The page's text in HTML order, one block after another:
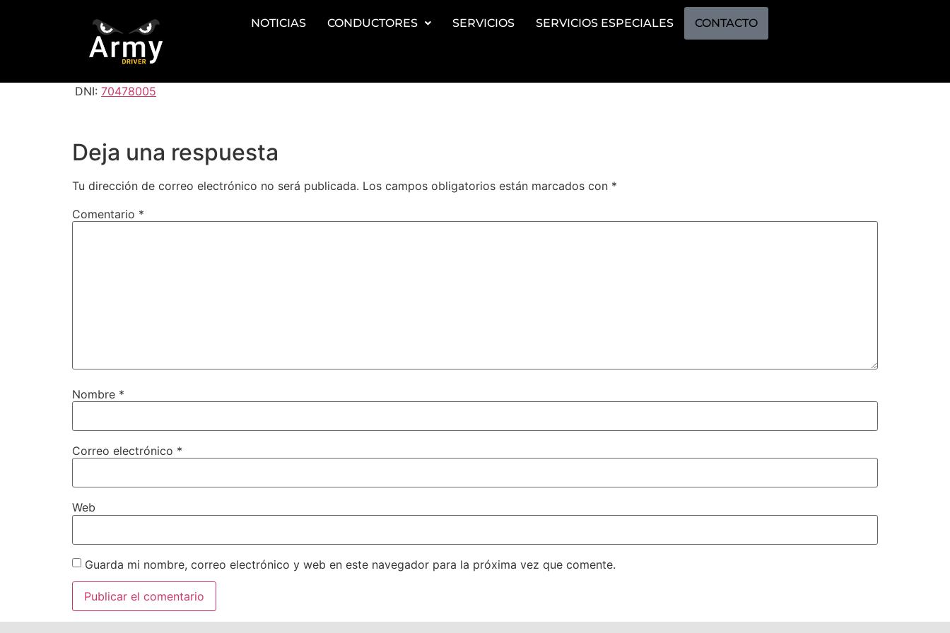
NOTICIAS CONDUCTORES SERVICIOS SERVICIOS ESPECIALES CONTACTO
DNI: 70478005
Deja una respuesta
Tu dirección de correo electrónico no será publicada. Los campos obligatorios están marcados con *
Comentario *
Nombre *
Correo electrónico *
Web
Guarda mi nombre, correo electrónico y web en este navegador para la próxima vez que comente.